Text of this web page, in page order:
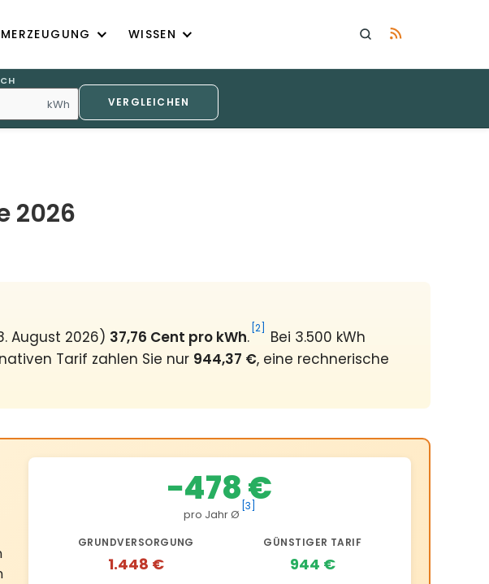
WISSEN
kWh VERGLEICHEN
2026
August 2026) 37,76 Cent pro kWh. [2]
Bei 3.500 kWh
Tarif zahlen Sie nur 944,37 €, eine rechnerische
−478 €
pro Jahr Ø
[3]
GRUNDVERSORGUNG
1.448 €
GÜNSTIGER TARIF
944 €